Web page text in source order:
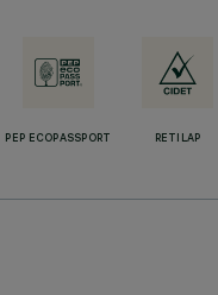
PEP ECOPASSPORT RETILAP